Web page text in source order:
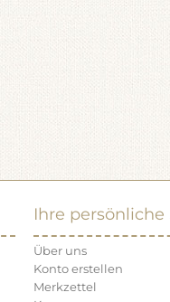
Ihre persönliche
Über uns
Konto erstellen
Merkzettel